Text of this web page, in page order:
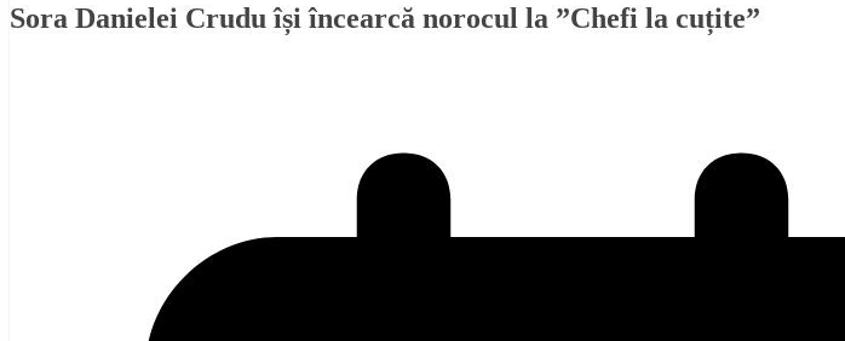
Sora Danielei Crudu își încearcă norocul la ”Chefi la cuțite”